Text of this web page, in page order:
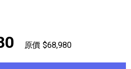
原價 $68,980